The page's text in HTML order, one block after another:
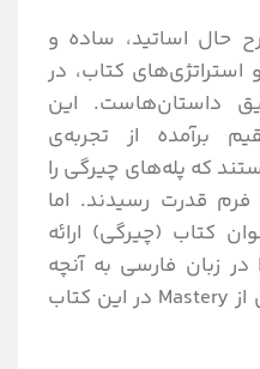
حال اساتید، ساده و
کتاب، در
داستان‌هاست. این
برآمده از تجربه‌ی
که پله‌های چیرگی را
قدرت رسیدند. اما
کتاب (چیرگی) ارائه
زبان فارسی به آنچه
مقصود و منظور رابرت گرین از Mastery در این کتاب